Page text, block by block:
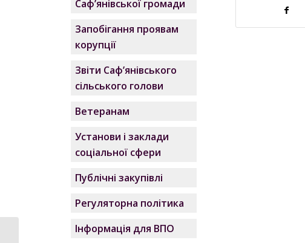
Саф’янівської громади
Запобігання проявам
корупції
Звіти Саф’янівського
сільського голови
Ветеранам
Установи і заклади
соціальної сфери
Публічні закупівлі
Регуляторна політика
Інформація для ВПО